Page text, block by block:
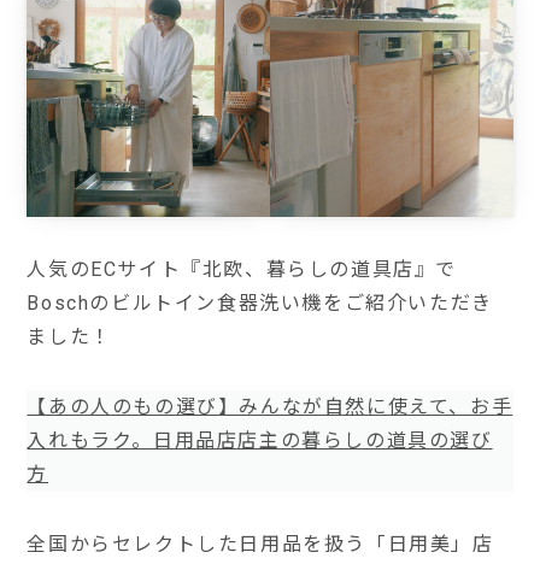
人気のECサイト『北欧、暮らしの道具店』で
Boschのビルトイン食器洗い機をご紹介いただき
ました！
【あの人のもの選び】みんなが自然に使えて、お手
入れもラク。日用品店店主の暮らしの道具の選び
方
全国からセレクトした日用品を扱う「日用美」店